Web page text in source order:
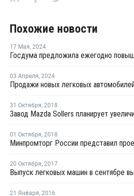
Похожие новости
17 Мая, 2024
03 Апреля, 2024
31 Октября, 2018
01 Октября, 2018
20 Октября, 2017
Выпуск легковых машин в сентябре
21 Января, 2016